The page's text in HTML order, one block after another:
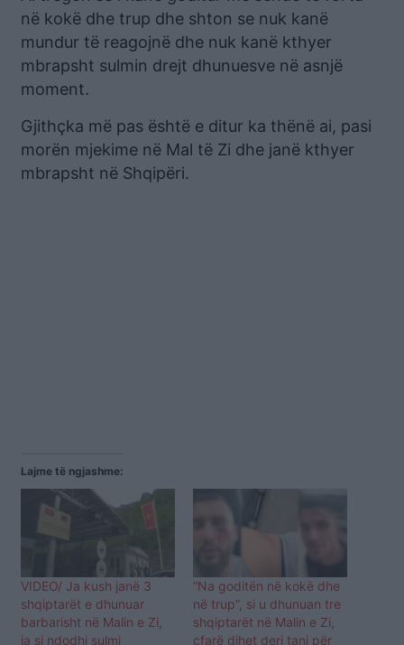
në kokë dhe trup dhe shton se nuk kanë
mundur të reagojnë dhe nuk kanë kthyer
mbrapsht sulmin drejt dhunuesve në asnjë
moment.
Gjithçka më pas është e ditur ka thënë ai, pasi
morën mjekime në Mal të Zi dhe janë kthyer
mbrapsht në Shqipëri.
Lajme të ngjashme:
VIDEO/ Ja kush janë 3
shqiptarët e dhunuar
barbarisht në Malin e Zi,
ja si ndodhi sulmi
“Na goditën në kokë dhe
në trup”, si u dhunuan tre
shqiptarët në Malin e Zi,
çfarë dihet deri tani për